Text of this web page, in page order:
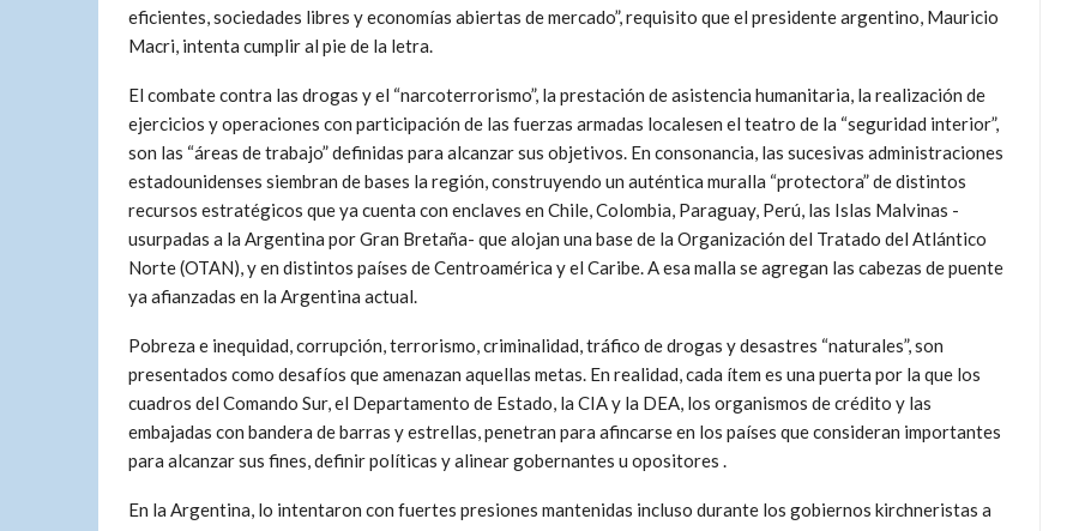
eficientes, sociedades libres y economías abiertas de mercado”, requisito que el presidente argentino, Mauricio
Macri, intenta cumplir al pie de la letra.
El combate contra las drogas y el “narcoterrorismo”, la prestación de asistencia humanitaria, la realización de
ejercicios y operaciones con participación de las fuerzas armadas localesen el teatro de la “seguridad interior”,
son las “áreas de trabajo” definidas para alcanzar sus objetivos. En consonancia, las sucesivas administraciones
estadounidenses siembran de bases la región, construyendo un auténtica muralla “protectora” de distintos
recursos estratégicos que ya cuenta con enclaves en Chile, Colombia, Paraguay, Perú, las Islas Malvinas -
usurpadas a la Argentina por Gran Bretaña- que alojan una base de la Organización del Tratado del Atlántico
Norte (OTAN), y en distintos países de Centroamérica y el Caribe. A esa malla se agregan las cabezas de puente
ya afianzadas en la Argentina actual.
Pobreza e inequidad, corrupción, terrorismo, criminalidad, tráfico de drogas y desastres “naturales”, son
presentados como desafíos que amenazan aquellas metas. En realidad, cada ítem es una puerta por la que los
cuadros del Comando Sur, el Departamento de Estado, la CIA y la DEA, los organismos de crédito y las
embajadas con bandera de barras y estrellas, penetran para afincarse en los países que consideran importantes
para alcanzar sus fines, definir políticas y alinear gobernantes u opositores .
En la Argentina, lo intentaron con fuertes presiones mantenidas incluso durante los gobiernos kirchneristas a